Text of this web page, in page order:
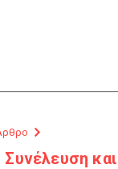
Συνέλευση